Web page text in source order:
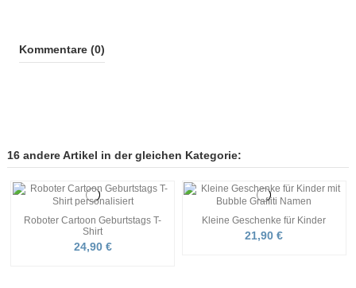
Kommentare (0)
16 andere Artikel in der gleichen Kategorie:
Roboter Cartoon Geburtstags T-
Shirt
24,90 €
Kleine Geschenke für Kinder
21,90 €